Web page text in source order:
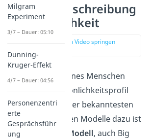
Big Five — Beschreibung
der Persönlichkeit
zur Stelle im Video springen
Die Persönlichkeit eines Menschen
wird durch ein Persönlichkeitsprofil
beschrieben. Eines der bekanntesten
und repräsentativsten Modelle dazu ist
dasFünf-Faktoren-Modell, auch Big
Milgram
Experiment
3/7 – Dauer: 05:10
Dunning-
Kruger-Effekt
4/7 – Dauer: 04:56
Personenzentri
erte
Gesprächsführ
ung